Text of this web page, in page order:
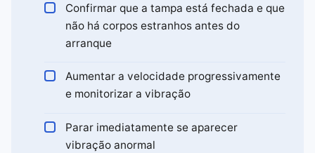
Confirmar que a tampa está fechada e que
não há corpos estranhos antes do
arranque
Aumentar a velocidade progressivamente
e monitorizar a vibração
Parar imediatamente se aparecer
vibração anormal